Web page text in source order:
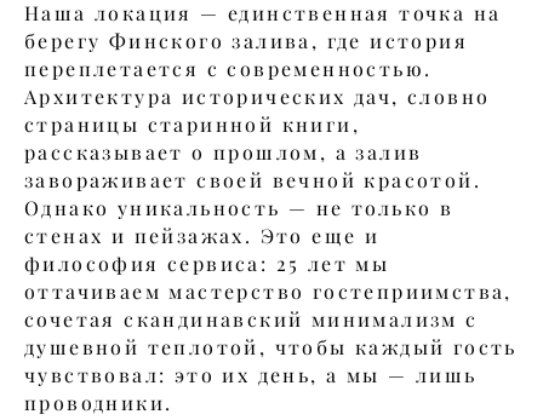
Наша локация — единственная точка на
берегу Финского залива, где история
переплетается с современностью.
Архитектура исторических дач, словно
страницы старинной книги,
рассказывает о прошлом, а залив
завораживает своей вечной красотой.
Однако уникальность — не только в
стенах и пейзажах. Это еще и
философия сервиса: 25 лет мы
оттачиваем мастерство гостеприимства,
сочетая скандинавский минимализм с
душевной теплотой, чтобы каждый гость
чувствовал: это их день, а мы — лишь
проводники.